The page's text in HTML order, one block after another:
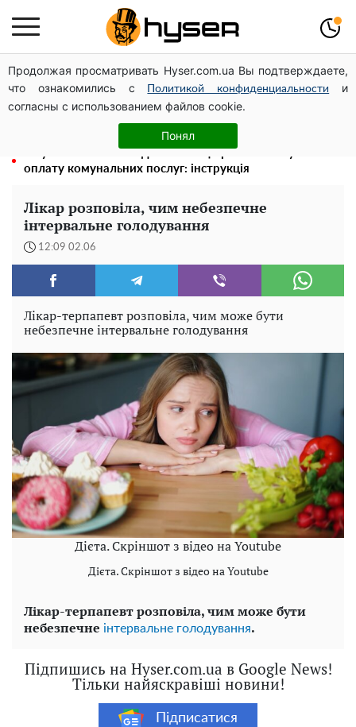
Продолжая просматривать Hyser.com.ua Вы подтверждаете,
что ознакомились с
Политикой конфиденциальности
и
согласны с использованием файлов cookie.
Понял
На Подолі обговорили розвиток реабілітації та
рекреації
Повністю гола Анна Трінчер блиснула "принадами":
таких розмірів ви ще не бачили
оплату комунальних послуг: інструкція
Лікар розповіла, чим небезпечне
інтервальне голодування
12:09 02.06
Лікар-терпапевт розповіла, чим може бути
небезпечне інтервальне голодування
Дієта. Скріншот з відео на Youtube
Дієта. Скріншот з відео на Youtube
Лікар-терпапевт розповіла, чим може бути
небезпечне інтервальне голодування.
Підпишись на Hyser.com.ua в Google News!
Тільки найяскравіші новини!
Підписатися